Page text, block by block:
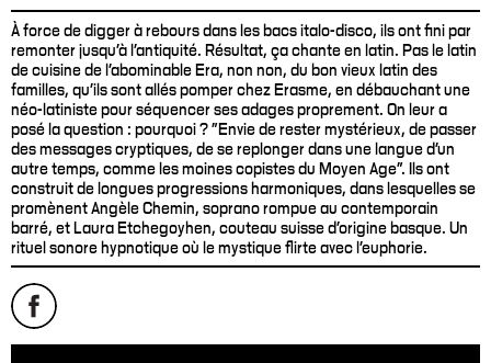
À force de digger à rebours dans les bacs italo-disco, ils ont fini par
remonter jusqu'à l'antiquité. Résultat, ça chante en latin. Pas le latin
de cuisine de l'abominable Era, non non, du bon vieux latin des
familles, qu'ils sont allés pomper chez Erasme, en débauchant une
néo-latiniste pour séquencer ses adages proprement. On leur a
posé la question : pourquoi ? "Envie de rester mystérieux, de passer
des messages cryptiques, de se replonger dans une langue d’un
autre temps, comme les moines copistes du Moyen Age". Ils ont
construit de longues progressions harmoniques, dans lesquelles se
promènent Angèle Chemin, soprano rompue au contemporain
barré, et Laura Etchegoyhen, couteau suisse d'origine basque. Un
rituel sonore hypnotique où le mystique flirte avec l'euphorie.